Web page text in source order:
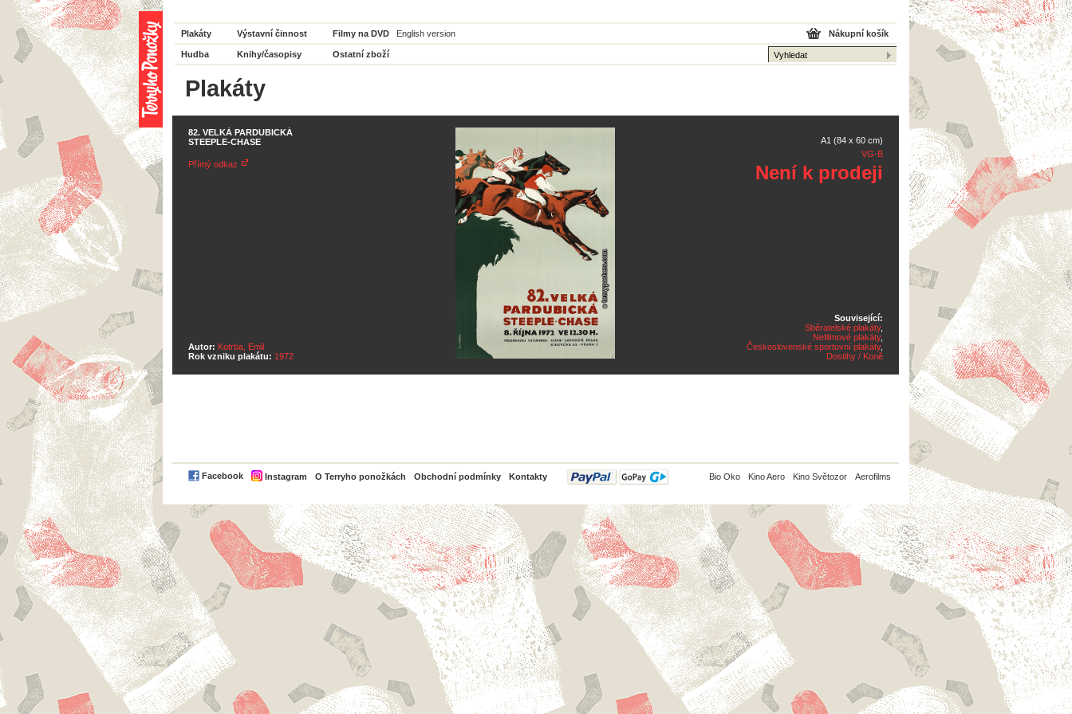
Plakáty Výstavní činnost Filmy na DVD English version
Hudba Knihy/časopisy Ostatní zboží
Nákupní košík
Plakáty
82. VELKÁ PARDUBICKÁ
STEEPLE-CHASE
Přímý odkaz
Autor: Kotrba, Emil
Rok vzniku plakátu: 1972
A1 (84 x 60 cm)
VG-B
Není k prodeji
Související:
Sběratelské plakáty,
Nefilmové plakáty,
Československé sportovní plakáty,
Dostihy / Koně
Facebook Instagram O Terryho ponožkách Obchodní podmínky Kontakty
PayPal Bio Oko Kino Aero Kino Světozor Aerofilms